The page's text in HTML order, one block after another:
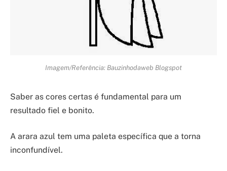
Imagem/Referência: Bauzinhodaweb Blogspot
Saber as cores certas é fundamental para um
resultado fiel e bonito.
A arara azul tem uma paleta específica que a torna
inconfundível.